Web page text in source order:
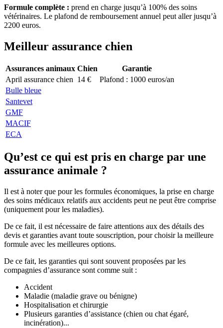
Formule complète : prend en charge jusqu’à 100% des soins
vétérinaires. Le plafond de remboursement annuel peut aller jusqu’à
2200 euros.
Meilleur assurance chien
Assurances animaux Chien
Garantie
April assurance chien 14 €
Plafond : 1000 euros/an
Bulle bleue
Santevet
GMF
MACIF
ECA
Qu’est ce qui est pris en charge par une
assurance animale ?
Il est à noter que pour les formules économiques, la prise en charge
des soins médicaux relatifs aux accidents peut ne peut être comprise
(uniquement pour les maladies).
De ce fait, il est nécessaire de faire attentions aux des détails des
devis et garanties avant toute souscription, pour choisir la meilleure
formule avec les meilleures options.
De ce fait, les garanties qui sont souvent proposées par les
compagnies d’assurance sont comme suit :
Accident
Maladie (maladie grave ou bénigne)
Hospitalisation et chirurgie
Plusieurs garanties d’assistance (chien ou chat égaré,
incinération)...